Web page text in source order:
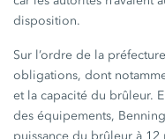
disposition.
Sur l’ordre de la
obligations, dont
et la capacité du brûleur.
des équipements,
puissance du brûleur à 12